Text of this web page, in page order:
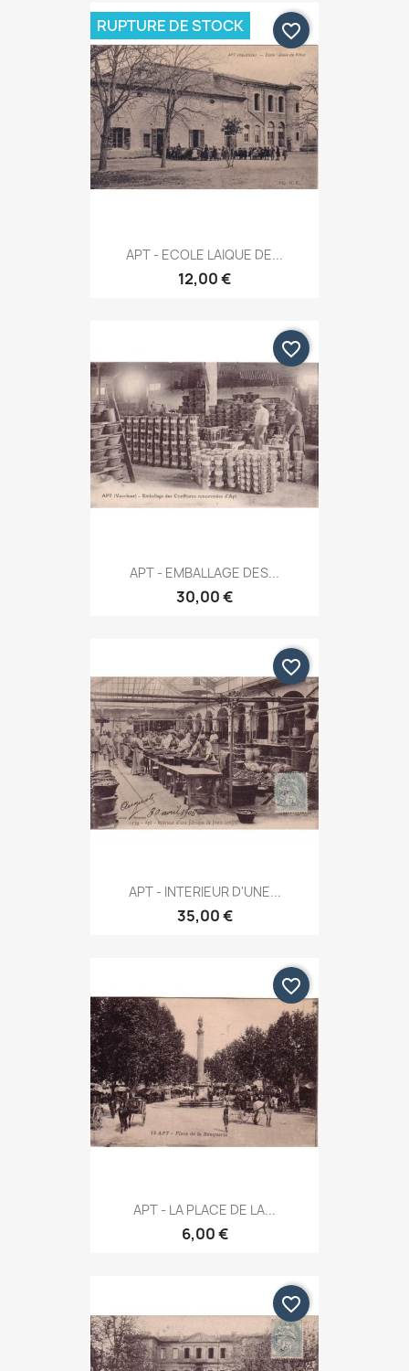
APT - ECOLE LAIQUE DE...
12,00 €
RUPTURE DE STOCK favorite_border
APT - EMBALLAGE DES...
30,00 €
favorite_border
APT - INTERIEUR D'UNE...
35,00 €
favorite_border
APT - LA PLACE DE LA...
6,00 €
favorite_border
favorite_border